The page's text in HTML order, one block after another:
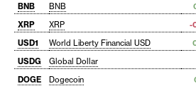
BNB
BNB
XRP
XRP -
USD1
World Liberty Financial USD
USDG
Global Dollar
DOGE
Dogecoin